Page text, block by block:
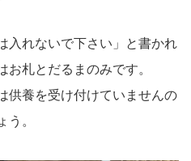
入れないで下さい」と書かれ
お札とだるまのみです。
供養を受け付けていませんの
う。